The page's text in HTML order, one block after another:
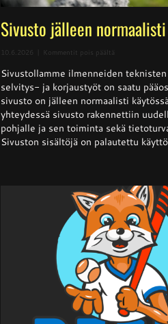
Sivusto jälleen
10.6.2026 Kommentit pois päältä
jälleen
normaalisti
käytössä
Sivustollamme ilmenneiden
selvitys- ja korjaustyöt on saatu
sivusto on jälleen normaalisti
yhteydessä sivusto rakennettiin
pohjalle ja sen toiminta sekä
Sivuston sisältöjä on palautettu